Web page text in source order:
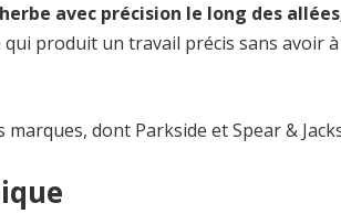
avec précision le long des
produit un travail précis sans avoir
dont Parkside et Spear &